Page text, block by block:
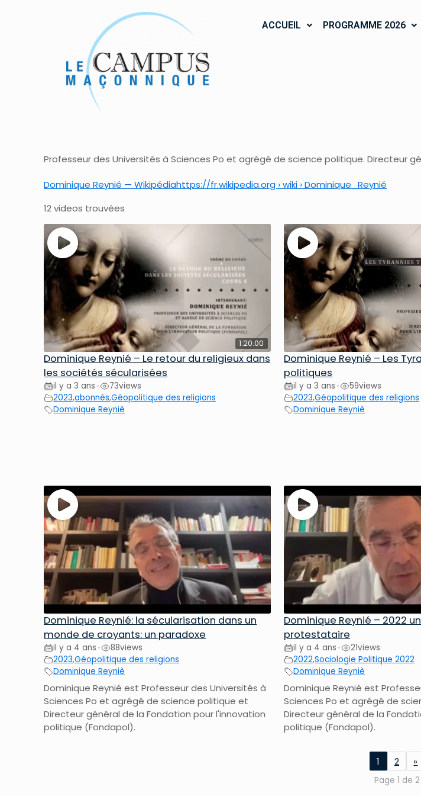
ACCUEIL PROGRAMME 2026
Professeur des Universités à Sciences Po et agrégé de science politique. Directeur
Dominique Reynié — Wikipédiahttps://fr.wikipedia.org › wiki › Dominique_Reynié
12 videos trouvées
1:20:00
Dominique Reynié – Le retour du religieux dans
les sociétés sécularisées
il y a 3 ans • 73views
2023,abonnés,Géopolitique des religions
Dominique Reyniè
Dominique Reynié – Les
politiques
il y a 3 ans • 59views
2023,Géopolitique des religions
Dominique Reyniè
Dominique Reynié: la sécularisation dans un
monde de croyants: un paradoxe
il y a 4 ans • 88views
2023,Géopolitique des religions
Dominique Reyniè
Dominique Reynié est Professeur des Universités à
Sciences Po et agrégé de science politique et
Directeur général de la Fondation pour l'innovation
politique (Fondapol).
Dominique Reynié – 2022
protestataire
il y a 4 ans • 21views
2022,Sociologie Politique 2022
Dominique Reyniè
Dominique Reynié est
Sciences Po et agrégé de
Directeur général de la
politique (Fondapol).
1 2 »
Page 1 de 2